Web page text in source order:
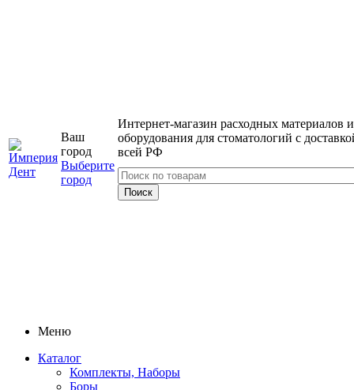
Ваш
город
Выберите
город
Интернет-магазин расходных материалов и
оборудования для стоматологий с
всей РФ
Меню
Каталог
Комплекты, Наборы
Боры